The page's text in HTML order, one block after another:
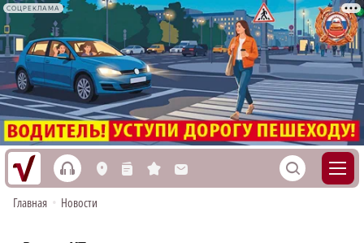
СОЦРЕКЛАМА
h L n s M S
Главная • Новости